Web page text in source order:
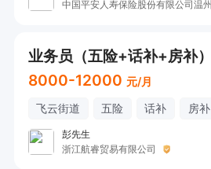
业务员（五险+话补+房补）
8000-12000 元/月
飞云街道 五险 话补 房补
彭先生
浙江航睿贸易有限公司